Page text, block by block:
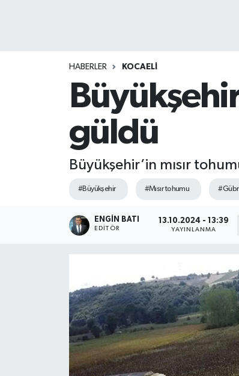
HABERLER KOCAELİ
güldü
Büyükşehir’in mısır
#Büyükşehir #Mısır tohumu
ENGIN BATI
EDITÖR
13.10.2024 - 13:39
YAYINLANMA